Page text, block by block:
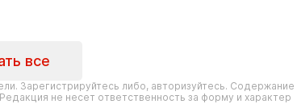
все
Зарегистрируйтесь либо, авторизуйтесь. Содержание
не несет ответственность за форму и характер